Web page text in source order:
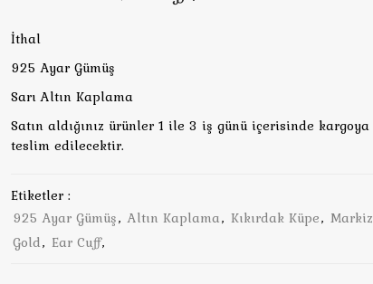
İthal
925 Ayar Gümüş
Sarı Altın Kaplama
Satın aldığınız ürünler 1 ile 3 iş günü içerisinde kargoya
teslim edilecektir.
Etiketler :
925 Ayar Gümüş, Altın Kaplama, Kıkırdak Küpe, Markiz
Gold, Ear Cuff,